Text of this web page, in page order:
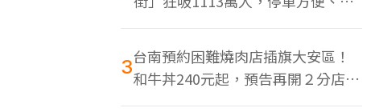
色美食多
3台南預約困難燒肉店插旗大安區！
和牛丼240元起，預告再開２分店、
地點曝光